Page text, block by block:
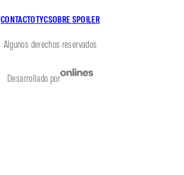
CONTACTOTYCSOBRE SPOILER
Algunos derechos reservados
Desarrollado por